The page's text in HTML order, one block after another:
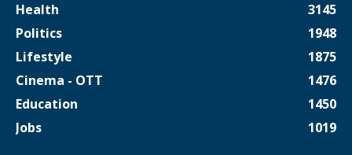
Health
3145
Politics
1948
Lifestyle
1875
Cinema - OTT
1476
Education
1450
Jobs
1019